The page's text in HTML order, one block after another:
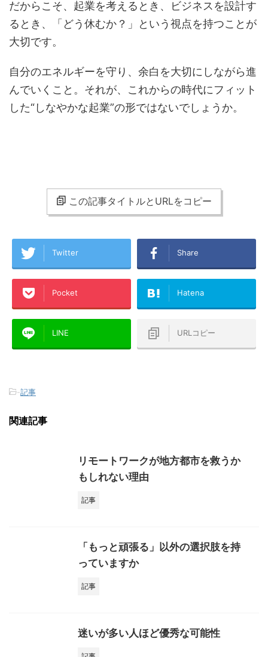
だからこそ、起業を考えるとき、ビジネスを設計す
るとき、「どう休むか？」という視点を持つことが
大切です。
自分のエネルギーを守り、余白を大切にしながら進
んでいくこと。それが、これからの時代にフィット
した“しなやかな起業”の形ではないでしょうか。
この記事タイトルとURLをコピー
Twitter Share
Pocket Hatena
LINE URLコピー
-記事
関連記事
リモートワークが地方都市を救うか
もしれない理由
記事
「もっと頑張る」以外の選択肢を持
っていますか
記事
迷いが多い人ほど優秀な可能性